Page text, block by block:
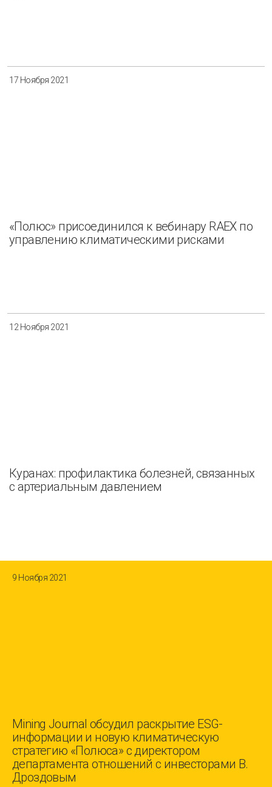
17 Ноября 2021
«Полюс» присоединился к вебинару RAEX по
управлению климатическими рисками
12 Ноября 2021
Куранах: профилактика болезней, связанных
с артериальным давлением
9 Ноября 2021
Mining Journal обсудил раскрытие ESG-
информации и новую климатическую
стратегию «Полюса» с директором
департамента отношений с инвесторами В.
Дроздовым